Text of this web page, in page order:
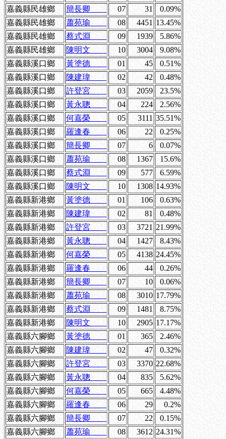
嘉義縣民雄鄉
簡長卿 07 31
0.09%
嘉義縣民雄鄉
蕭苑瑜 08 4451 13.45%
嘉義縣民雄鄉
蔡式淵 09 1939
5.86%
嘉義縣民雄鄉
陳明文 10 3004
9.08%
嘉義縣溪口鄉
黃塗德 01 45
0.51%
嘉義縣溪口鄉
陳建瑋 02 42
0.48%
嘉義縣溪口鄉
許登宮 03 2059
23.5%
嘉義縣溪口鄉
黃永聰 04 224
2.56%
嘉義縣溪口鄉
何嘉榮 05 3111 35.51%
嘉義縣溪口鄉
羅逢春 06 22
0.25%
嘉義縣溪口鄉
簡長卿 07 6
0.07%
嘉義縣溪口鄉
蕭苑瑜 08 1367
15.6%
嘉義縣溪口鄉
蔡式淵 09 577
6.59%
嘉義縣溪口鄉
陳明文 10 1308 14.93%
嘉義縣新港鄉
黃塗德 01 106
0.63%
嘉義縣新港鄉
陳建瑋 02 81
0.48%
嘉義縣新港鄉
許登宮 03 3721 21.99%
嘉義縣新港鄉
黃永聰 04 1427
8.43%
嘉義縣新港鄉
何嘉榮 05 4138 24.45%
嘉義縣新港鄉
羅逢春 06 44
0.26%
嘉義縣新港鄉
簡長卿 07 10
0.06%
嘉義縣新港鄉
蕭苑瑜 08 3010 17.79%
嘉義縣新港鄉
蔡式淵 09 1481
8.75%
嘉義縣新港鄉
陳明文 10 2905 17.17%
嘉義縣六腳鄉
黃塗德 01 365
2.46%
嘉義縣六腳鄉
陳建瑋 02 47
0.32%
嘉義縣六腳鄉
許登宮 03 3370 22.68%
嘉義縣六腳鄉
黃永聰 04 835
5.62%
嘉義縣六腳鄉
何嘉榮 05 665
4.48%
嘉義縣六腳鄉
羅逢春 06 29
0.2%
嘉義縣六腳鄉
簡長卿 07 22
0.15%
嘉義縣六腳鄉
蕭苑瑜 08 3612 24.31%